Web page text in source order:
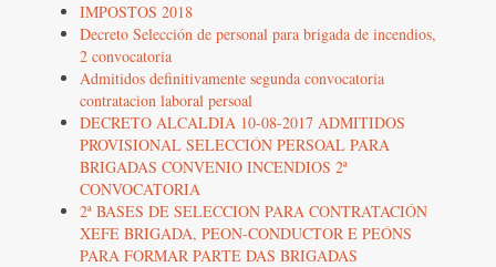
IMPOSTOS 2018
Decreto Selección de personal para brigada de incendios,
2 convocatoria
Admitidos definitivamente segunda convocatoria
contratacion laboral persoal
DECRETO ALCALDIA 10-08-2017 ADMITIDOS
PROVISIONAL SELECCIÓN PERSOAL PARA
BRIGADAS CONVENIO INCENDIOS 2ª
CONVOCATORIA
2ª BASES DE SELECCION PARA CONTRATACIÓN
XEFE BRIGADA, PEON-CONDUCTOR E PEÓNS
PARA FORMAR PARTE DAS BRIGADAS